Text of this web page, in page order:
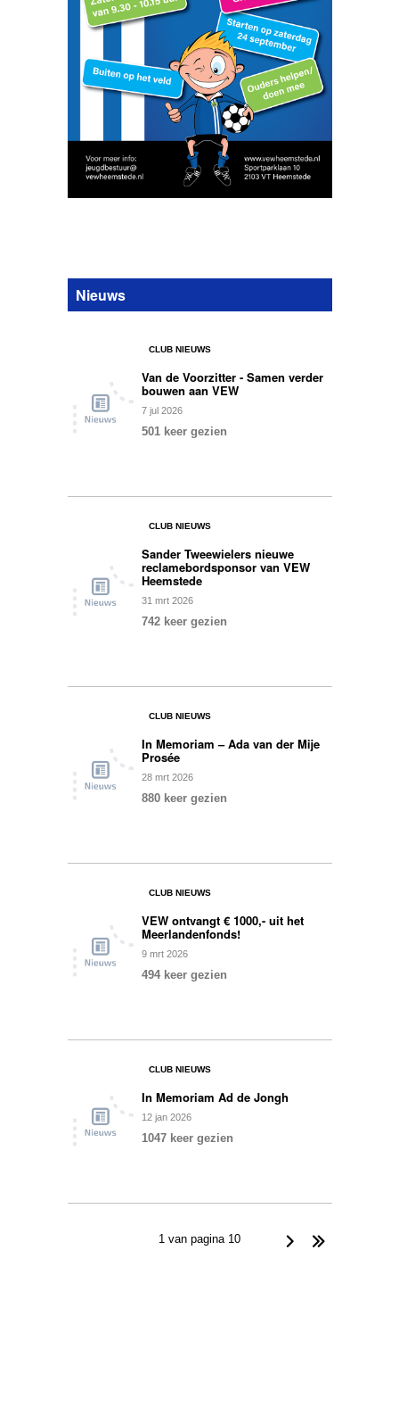
Nieuws
CLUB NIEUWS
Van de Voorzitter - Samen verder
bouwen aan VEW
7 jul 2026
501 keer gezien
CLUB NIEUWS
Sander Tweewielers nieuwe
reclamebordsponsor van VEW
Heemstede
31 mrt 2026
742 keer gezien
CLUB NIEUWS
In Memoriam – Ada van der Mije
Prosée
28 mrt 2026
880 keer gezien
CLUB NIEUWS
VEW ontvangt € 1000,- uit het
Meerlandenfonds!
9 mrt 2026
494 keer gezien
CLUB NIEUWS
In Memoriam Ad de Jongh
12 jan 2026
1047 keer gezien
1 van pagina 10